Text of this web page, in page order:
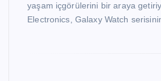
yaşam içgörülerini bir araya
Electronics, Galaxy Watch